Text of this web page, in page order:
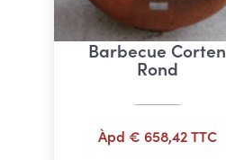
Barbecue Corten
Rond
Àpd € 658,42TTC